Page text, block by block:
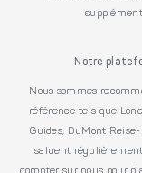
Notre
Nous sommes
référence tels que
Guides, DuMont
saluent